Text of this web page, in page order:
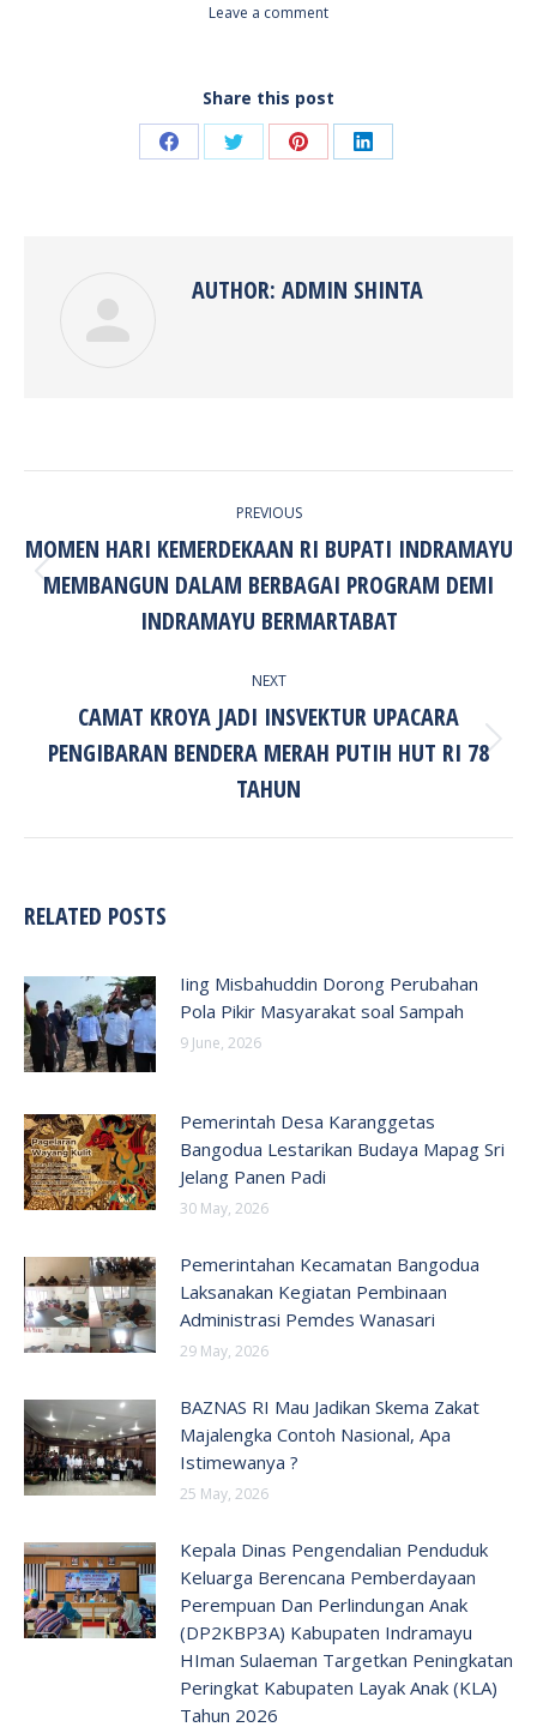
Leave a comment
Share this post
Share Share Share Share
AUTHOR: ADMIN SHINTA
PREVIOUS
Previous
post:
MOMEN HARI KEMERDEKAAN RI BUPATI INDRAMAYU
MEMBANGUN DALAM BERBAGAI PROGRAM DEMI
INDRAMAYU BERMARTABAT
NEXT
Next
post:
CAMAT KROYA JADI INSVEKTUR UPACARA
PENGIBARAN BENDERA MERAH PUTIH HUT RI 78
TAHUN
RELATED POSTS
Iing Misbahuddin Dorong Perubahan
Pola Pikir Masyarakat soal Sampah
9 June, 2026
Pemerintah Desa Karanggetas
Bangodua Lestarikan Budaya Mapag Sri
Jelang Panen Padi
30 May, 2026
Pemerintahan Kecamatan Bangodua
Laksanakan Kegiatan Pembinaan
Administrasi Pemdes Wanasari
29 May, 2026
BAZNAS RI Mau Jadikan Skema Zakat
Majalengka Contoh Nasional, Apa
Istimewanya ?
25 May, 2026
Kepala Dinas Pengendalian Penduduk
Keluarga Berencana Pemberdayaan
Perempuan Dan Perlindungan Anak
(DP2KBP3A) Kabupaten Indramayu
HIman Sulaeman Targetkan Peningkatan
Peringkat Kabupaten Layak Anak (KLA)
Tahun 2026